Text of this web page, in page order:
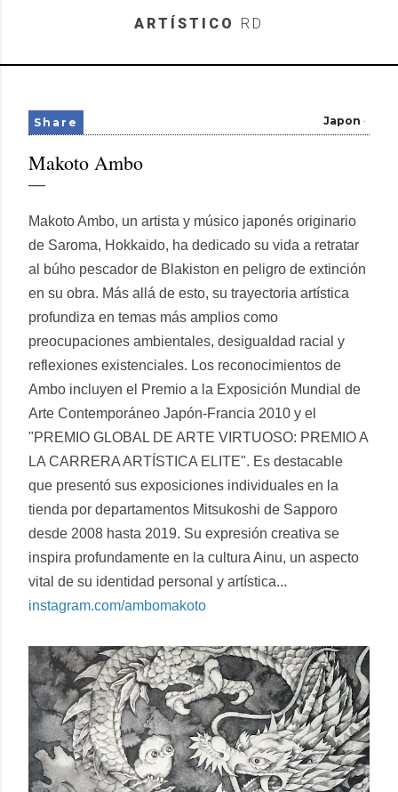
Skip to main content
ARTÍSTICO RD
Japon
Share
Makoto Ambo
Makoto Ambo, un artista y músico japonés originario
de Saroma, Hokkaido, ha dedicado su vida a retratar
al búho pescador de Blakiston en peligro de extinción
en su obra. Más allá de esto, su trayectoria artística
profundiza en temas más amplios como
preocupaciones ambientales, desigualdad racial y
reflexiones existenciales. Los reconocimientos de
Ambo incluyen el Premio a la Exposición Mundial de
Arte Contemporáneo Japón-Francia 2010 y el
"PREMIO GLOBAL DE ARTE VIRTUOSO: PREMIO A
LA CARRERA ARTÍSTICA ELITE". Es destacable
que presentó sus exposiciones individuales en la
tienda por departamentos Mitsukoshi de Sapporo
desde 2008 hasta 2019. Su expresión creativa se
inspira profundamente en la cultura Ainu, un aspecto
vital de su identidad personal y artística...
instagram.com/ambomakoto